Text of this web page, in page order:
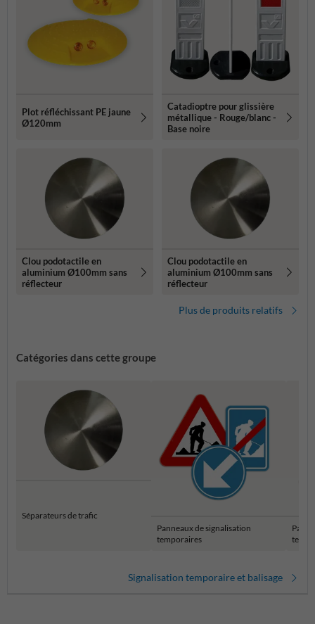
Plot réfléchissant PE jaune
Ø120mm
Catadioptre pour glissière
métallique - Rouge/blanc -
Base noire
Clou podotactile en
aluminium Ø100mm sans
réflecteur
Clou podotactile en
aluminium Ø100mm sans
réflecteur
Plus de produits relatifs
Catégories dans cette groupe
Séparateurs de trafic
Panneaux de signalisation
temporaires
Signalisation temporaire et balisage